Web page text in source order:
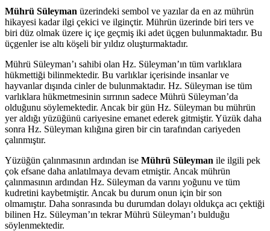
Mührü Süleyman üzerindeki sembol ve yazılar da en az mührün
hikayesi kadar ilgi çekici ve ilginçtir. Mührün üzerinde biri ters ve
biri düz olmak üzere iç içe geçmiş iki adet üçgen bulunmaktadır. Bu
üçgenler ise altı köşeli bir yıldız oluşturmaktadır.
Mührü Süleyman’ı sahibi olan Hz. Süleyman’ın tüm varlıklara
hükmettiği bilinmektedir. Bu varlıklar içerisinde insanlar ve
hayvanlar dışında cinler de bulunmaktadır. Hz. Süleyman ise tüm
varlıklara hükmetmesinin sırrının sadece Mührü Süleyman’da
olduğunu söylemektedir. Ancak bir gün Hz. Süleyman bu mührün
yer aldığı yüzüğünü cariyesine emanet ederek gitmiştir. Yüzük daha
sonra Hz. Süleyman kılığına giren bir cin tarafından cariyeden
çalınmıştır.
Yüzüğün çalınmasının ardından ise Mührü Süleyman ile ilgili pek
çok efsane daha anlatılmaya devam etmiştir. Ancak mührün
çalınmasının ardından Hz. Süleyman da varını yoğunu ve tüm
kudretini kaybetmiştir. Ancak bu durum onun için bir son
olmamıştır. Daha sonrasında bu durumdan dolayı oldukça acı çektiği
bilinen Hz. Süleyman’ın tekrar Mührü Süleyman’ı bulduğu
söylenmektedir.